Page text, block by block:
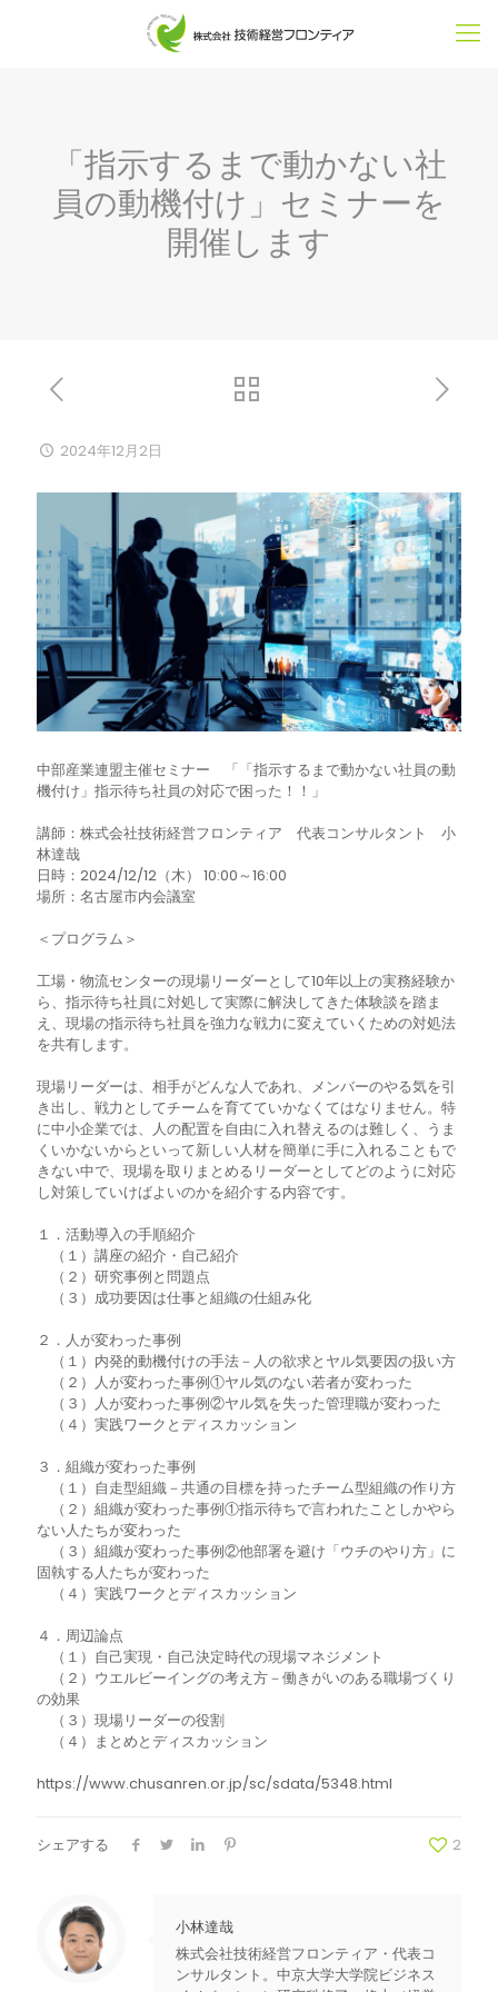
「指示するまで動かない社
員の動機付け」セミナーを
開催します
2024年12月2日
中部産業連盟主催セミナー 「「指示するまで動かない社員の動
機付け」指示待ち社員の対応で困った！！」
講師：株式会社技術経営フロンティア 代表コンサルタント 小
林達哉
日時：2024/12/12（木） 10:00～16:00
場所：名古屋市内会議室
＜プログラム＞
工場・物流センターの現場リーダーとして10年以上の実務経験か
ら、指示待ち社員に対処して実際に解決してきた体験談を踏ま
え、現場の指示待ち社員を強力な戦力に変えていくための対処法
を共有します。
現場リーダーは、相手がどんな人であれ、メンバーのやる気を引
き出し、戦力としてチームを育てていかなくてはなりません。特
に中小企業では、人の配置を自由に入れ替えるのは難しく、うま
くいかないからといって新しい人材を簡単に手に入れることもで
きない中で、現場を取りまとめるリーダーとしてどのように対応
し対策していけばよいのかを紹介する内容です。
１．活動導入の手順紹介
（１）講座の紹介・自己紹介
（２）研究事例と問題点
（３）成功要因は仕事と組織の仕組み化
２．人が変わった事例
（１）内発的動機付けの手法－人の欲求とヤル気要因の扱い方
（２）人が変わった事例①ヤル気のない若者が変わった
（３）人が変わった事例②ヤル気を失った管理職が変わった
（４）実践ワークとディスカッション
３．組織が変わった事例
（１）自走型組織－共通の目標を持ったチーム型組織の作り方
（２）組織が変わった事例①指示待ちで言われたことしかやら
ない人たちが変わった
（３）組織が変わった事例②他部署を避け「ウチのやり方」に
固執する人たちが変わった
（４）実践ワークとディスカッション
４．周辺論点
（１）自己実現・自己決定時代の現場マネジメント
（２）ウエルビーイングの考え方－働きがいのある職場づくり
の効果
（３）現場リーダーの役割
（４）まとめとディスカッション
https://www.chusanren.or.jp/sc/sdata/5348.html
シェアする 2
小林達哉
株式会社技術経営フロンティア・代表コ
ンサルタント。中京大学大学院ビジネス